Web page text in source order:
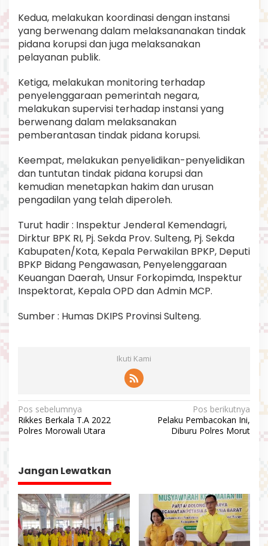
Kedua, melakukan koordinasi dengan instansi
yang berwenang dalam melaksananakan tindak
pidana korupsi dan juga melaksanakan
pelayanan publik.
Ketiga, melakukan monitoring terhadap
penyelenggaraan pemerintah negara,
melakukan supervisi terhadap instansi yang
berwenang dalam melaksanakan
pemberantasan tindak pidana korupsi.
Keempat, melakukan penyelidikan-penyelidikan
dan tuntutan tindak pidana korupsi dan
kemudian menetapkan hakim dan urusan
pengadilan yang telah diperoleh.
Turut hadir : Inspektur Jenderal Kemendagri,
Dirktur BPK RI, Pj. Sekda Prov. Sulteng, Pj. Sekda
Kabupaten/Kota, Kepala Perwakilan BPKP, Deputi
BPKP Bidang Pengawasan, Penyelenggaraan
Keuangan Daerah, Unsur Forkopimda, Inspektur
Inspektorat, Kepala OPD dan Admin MCP.
Sumber : Humas DKIPS Provinsi Sulteng.
Ikuti Kami
N
a
g
a
s
i
Pos sebelumnya
Rikkes Berkala T.A 2022
Polres Morowali Utara
Pos berikutnya
Pelaku Pembacokan Ini,
Diburu Polres Morut
Jangan Lewatkan